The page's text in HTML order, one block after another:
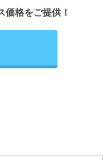
価格をご提供！